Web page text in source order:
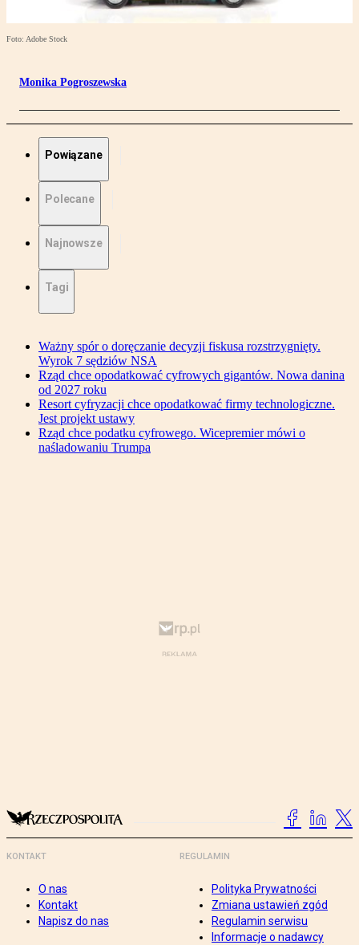
Foto: Adobe Stock
Monika Pogroszewska
Powiązane
Polecane
Najnowsze
Tagi
Ważny spór o doręczanie decyzji fiskusa rozstrzygnięty.
Wyrok 7 sędziów NSA
Rząd chce opodatkować cyfrowych gigantów. Nowa danina
od 2027 roku
Resort cyfryzacji chce opodatkować firmy technologiczne.
Jest projekt ustawy
Rząd chce podatku cyfrowego. Wicepremier mówi o
naśladowaniu Trumpa
KONTAKT
O nas
Kontakt
Napisz do nas
REGULAMIN
Polityka Prywatności
Zmiana ustawień zgód
Regulamin serwisu
Informacje o nadawcy